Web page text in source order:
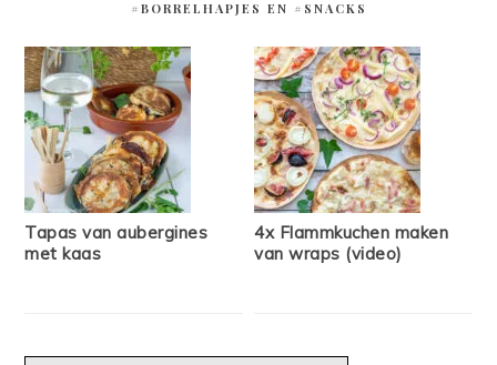
#BORRELHAPJES EN #SNACKS
Tapas van aubergines
met kaas
4x Flammkuchen maken
van wraps (video)